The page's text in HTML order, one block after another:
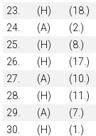
23.
(H) (18.)
24.
(A) (2.)
25.
(H) (8.)
26.
(H) (17.)
27.
(A) (10.)
28.
(H) (11.)
29.
(A) (7.)
30.
(H) (1.)